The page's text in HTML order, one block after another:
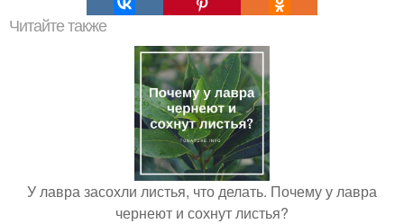
Читайте также
У лавра засохли листья, что делать. Почему у лавра
чернеют и сохнут листья?